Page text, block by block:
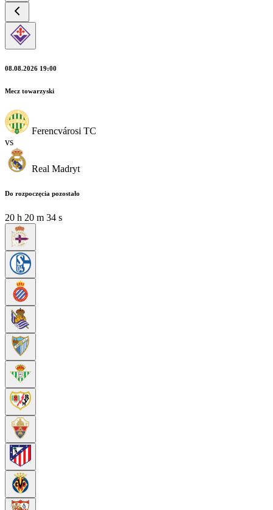
08.08.2026 19:00
Mecz towarzyski
Ferencvárosi TC
vs
Real Madryt
Do rozpoczęcia pozostało
20 h 20 m 32 s